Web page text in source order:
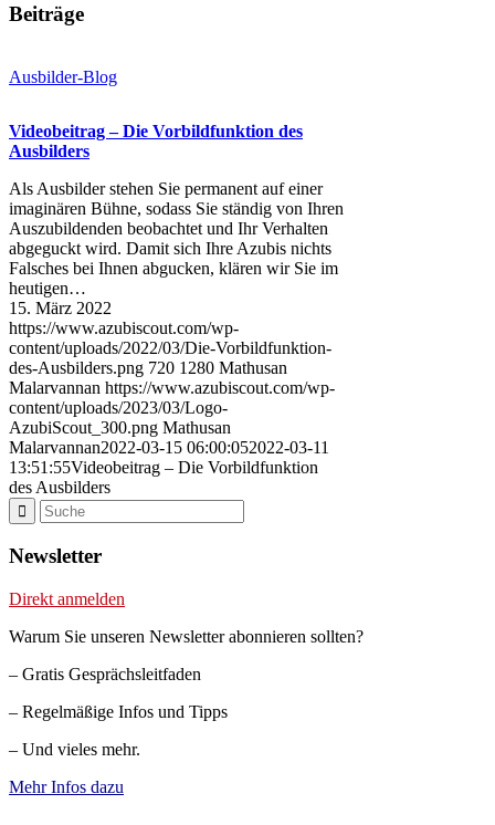
Beiträge
Ausbilder-Blog
Videobeitrag – Die Vorbildfunktion des
Ausbilders
Als Ausbilder stehen Sie permanent auf einer
imaginären Bühne, sodass Sie ständig von Ihren
Auszubildenden beobachtet und Ihr Verhalten
abgeguckt wird. Damit sich Ihre Azubis nichts
Falsches bei Ihnen abgucken, klären wir Sie im
heutigen…
15. März 2022
https://www.azubiscout.com/wp-
content/uploads/2022/03/Die-Vorbildfunktion-
des-Ausbilders.png 720 1280 Mathusan
Malarvannan https://www.azubiscout.com/wp-
content/uploads/2023/03/Logo-
AzubiScout_300.png Mathusan
Malarvannan2022-03-15 06:00:052022-03-11
13:51:55Videobeitrag – Die Vorbildfunktion
des Ausbilders
Newsletter
Direkt anmelden
Warum Sie unseren Newsletter abonnieren sollten?
– Gratis Gesprächsleitfaden
– Regelmäßige Infos und Tipps
– Und vieles mehr.
Mehr Infos dazu